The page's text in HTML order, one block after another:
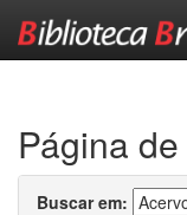
Página
Buscar em: